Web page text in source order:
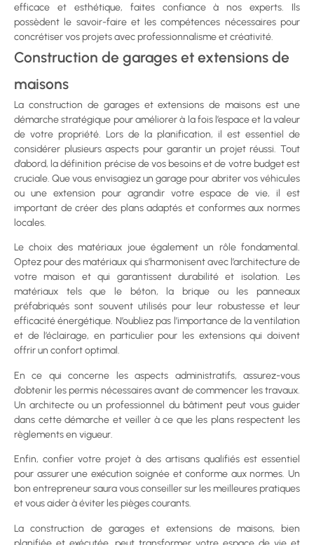
efficace et esthétique, faites confiance à nos experts. Ils
possèdent le savoir-faire et les compétences nécessaires pour
concrétiser vos projets avec professionnalisme et créativité.
Construction de garages et extensions de
maisons
La construction de garages et extensions de maisons est une
démarche stratégique pour améliorer à la fois l’espace et la valeur
de votre propriété. Lors de la planification, il est essentiel de
considérer plusieurs aspects pour garantir un projet réussi. Tout
d’abord, la définition précise de vos besoins et de votre budget est
cruciale. Que vous envisagiez un garage pour abriter vos véhicules
ou une extension pour agrandir votre espace de vie, il est
important de créer des plans adaptés et conformes aux normes
locales.
Le choix des matériaux joue également un rôle fondamental.
Optez pour des matériaux qui s’harmonisent avec l’architecture de
votre maison et qui garantissent durabilité et isolation. Les
matériaux tels que le béton, la brique ou les panneaux
préfabriqués sont souvent utilisés pour leur robustesse et leur
efficacité énergétique. N’oubliez pas l’importance de la ventilation
et de l’éclairage, en particulier pour les extensions qui doivent
offrir un confort optimal.
En ce qui concerne les aspects administratifs, assurez-vous
d’obtenir les permis nécessaires avant de commencer les travaux.
Un architecte ou un professionnel du bâtiment peut vous guider
dans cette démarche et veiller à ce que les plans respectent les
règlements en vigueur.
Enfin, confier votre projet à des artisans qualifiés est essentiel
pour assurer une exécution soignée et conforme aux normes. Un
bon entrepreneur saura vous conseiller sur les meilleures pratiques
et vous aider à éviter les pièges courants.
La construction de garages et extensions de maisons, bien